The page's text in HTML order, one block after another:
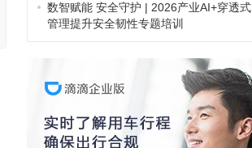
数智赋能 安全守护 | 2026产业AI+穿透式
管理提升安全韧性专题培训